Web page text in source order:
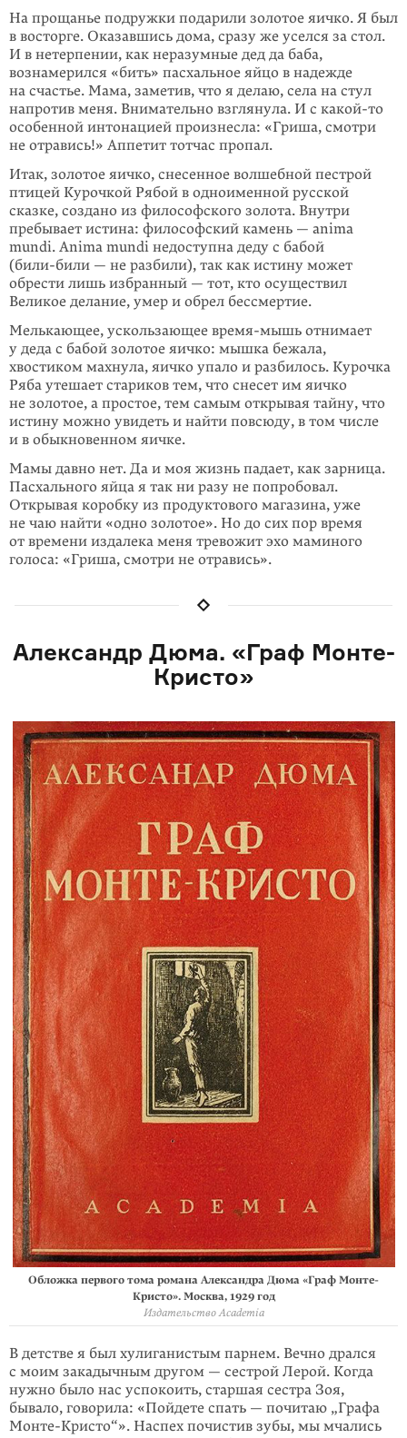
На прощанье подружки подарили золотое яичко. Я был
в восторге. Оказавшись дома, сразу же уселся за стол.
И в нетерпении, как неразумные дед да баба,
вознамерился «бить» пасхальное яйцо в надежде
на счастье. Мама, заметив, что я делаю, села на стул
напротив меня. Внимательно взглянула. И с какой-то
особенной интонацией произнесла: «Гриша, смотри
не отравись!» Аппетит тотчас пропал.
Итак, золотое яичко, снесенное волшебной пестрой
птицей Курочкой Рябой в одноименной русской
сказке, создано из философского золота. Внутри
пребывает истина: философский камень — anima
mundi. Anima mundi недоступна деду с бабой
(били-били — не разбили), так как истину может
обрести лишь избранный — тот, кто осуществил
Великое делание, умер и обрел бессмертие.
Мелькающее, ускользающее время-мышь отнимает
у деда с бабой золотое яичко: мышка бежала,
хвостиком махнула, яичко упало и разбилось. Курочка
Ряба утешает стариков тем, что снесет им яичко
не золотое, а простое, тем самым открывая тайну, что
истину можно увидеть и найти повсюду, в том числе
и в обыкновенном яичке.
Мамы давно нет. Да и моя жизнь падает, как зарница.
Пасхального яйца я так ни разу не попробовал.
Открывая коробку из продуктового магазина, уже
не чаю найти «одно золотое». Но до сих пор время
от времени издалека меня тревожит эхо маминого
голоса: «Гриша, смотри не отравись».
Александр Дюма. «Граф Монте-
Кристо»
Обложка первого тома романа Александра Дюма «Граф Монте-
Кристо». Москва, 1929 год
Издательство Academia
В детстве я был хулиганистым парнем. Вечно дрался
с моим закадычным другом — сестрой Лерой. Когда
нужно было нас успокоить, старшая сестра Зоя,
бывало, говорила: «Пойдете спать — почитаю „Графа
Монте-Кристо“». Наспех почистив зубы, мы мчались